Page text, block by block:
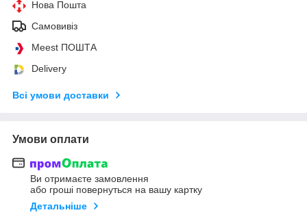
Нова Пошта
Самовивіз
Meest ПОШТА
Delivery
Всі умови доставки
Умови оплати
Ви отримаєте замовлення
або гроші повернуться на вашу картку
Детальніше